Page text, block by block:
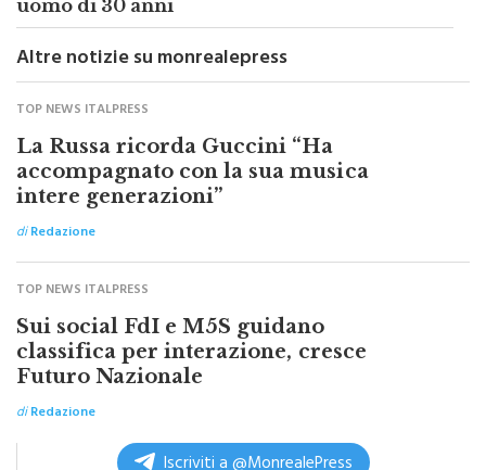
Palermo, sparatoria al Capo, ucciso un
uomo di 30 anni
Altre notizie su monrealepress
TOP NEWS ITALPRESS
La Russa ricorda Guccini “Ha
accompagnato con la sua musica
intere generazioni”
diRedazione
TOP NEWS ITALPRESS
Sui social FdI e M5S guidano
classifica per interazione, cresce
Futuro Nazionale
di